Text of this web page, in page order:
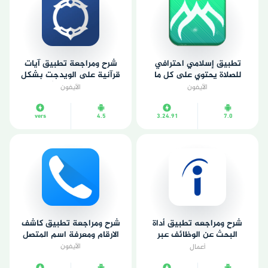
تطبيق إسلامي احترافي
للصلاة يحتوي على كل ما
يحتاجه المسلم
الآيفون
7.0
3.24.91
شرح ومراجعة تطبيق آيات
قرآنية على الويدجت بشكل
متغير تلقائيًا
الآيفون
4.5
vers
شرح ومراجعه تطبيق أداة
البحث عن الوظائف عبر
الإنترنت
أعمال
شرح ومراجعة تطبيق كاشف
الارقام ومعرفة اسم المتصل
الآيفون